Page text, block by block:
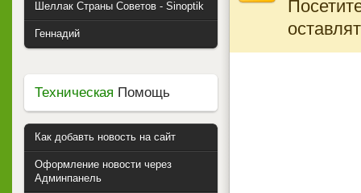
Шеллак Страны Советов - Sinoptik
Геннадий
Техническая Помощь
Как добавть новость на сайт
Оформление новости через
Админпанель